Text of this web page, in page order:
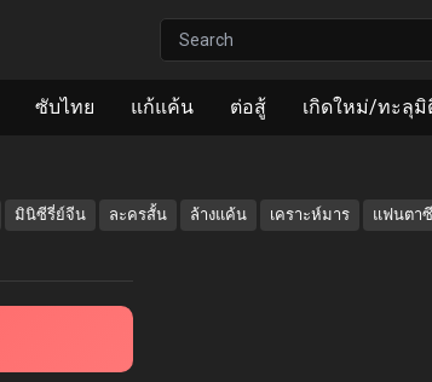
ซับไทย แก้แค้น ต่อสู้ เกิดใหม่/ทะลุมิ
มินิซีรี่ย์จีน ละครสั้น ล้างแค้น เคราะห์มาร แฟนตาซี